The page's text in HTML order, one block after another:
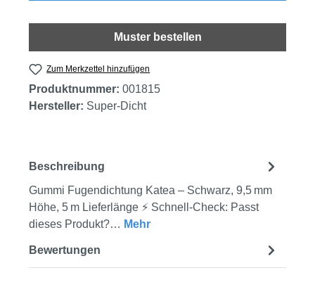
Muster bestellen
Zum Merkzettel hinzufügen
Produktnummer: 001815
Hersteller: Super-Dicht
Beschreibung
Gummi Fugendichtung Katea – Schwarz, 9,5 mm
Höhe, 5 m Lieferlänge ⚡ Schnell-Check: Passt
dieses Produkt?… Mehr
Bewertungen